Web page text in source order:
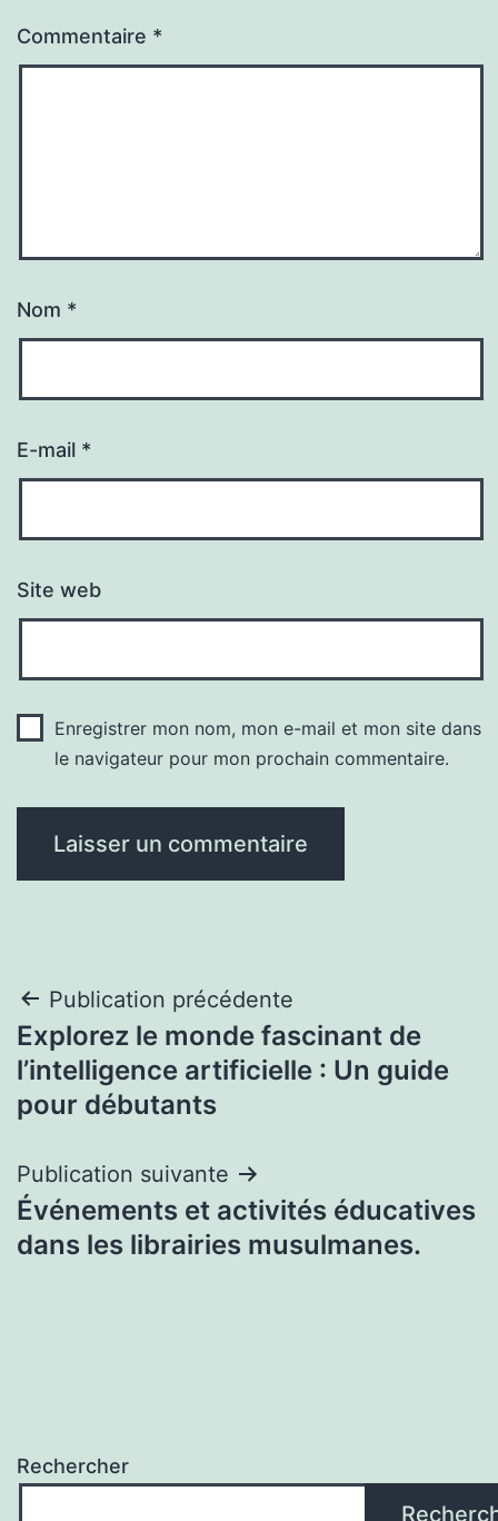
Commentaire *
Nom *
E-mail *
Site web
Enregistrer mon nom, mon e-mail et mon site dans
le navigateur pour mon prochain commentaire.
Navigation
de
l’article
Publication précédente
Explorez le monde fascinant de
l’intelligence artificielle : Un guide
pour débutants
Publication suivante
Événements et activités éducatives
dans les librairies musulmanes.
Rechercher